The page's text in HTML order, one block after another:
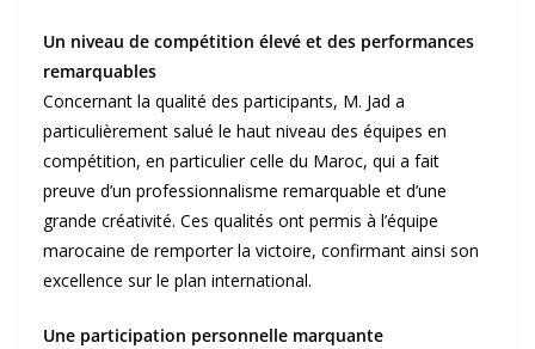
Un niveau de compétition élevé et des performances
remarquables
Concernant la qualité des participants, M. Jad a
particulièrement salué le haut niveau des équipes en
compétition, en particulier celle du Maroc, qui a fait
preuve d’un professionnalisme remarquable et d’une
grande créativité. Ces qualités ont permis à l’équipe
marocaine de remporter la victoire, confirmant ainsi son
excellence sur le plan international.
Une participation personnelle marquante